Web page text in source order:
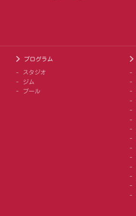
プログラム
スタジオ
ジム
プール